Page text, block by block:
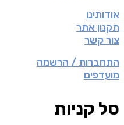
אודותינו
תקנון אתר
צור קשר
התחברות / הרשמה
מועדפים
סל קניות